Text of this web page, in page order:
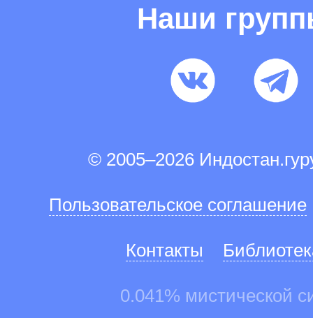
Наши
© 2005–2026
Пользовательское соглашение
Контакты
0.041% мистической